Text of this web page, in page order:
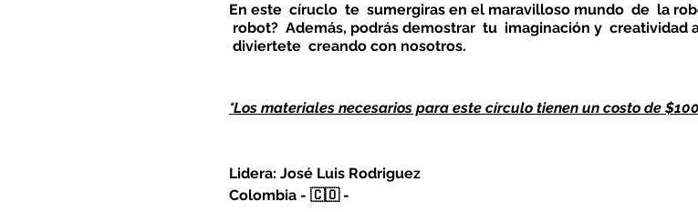
En este círuclo te sumergiras en el maravilloso mundo de la
robot? Además, podrás demostrar tu imaginación y creatividad
diviertete creando con nosotros.
*Los materiales necesarios para este círculo tienen un costo de
Lidera: José Luis Rodriguez
Colombia - 🇨🇴 -